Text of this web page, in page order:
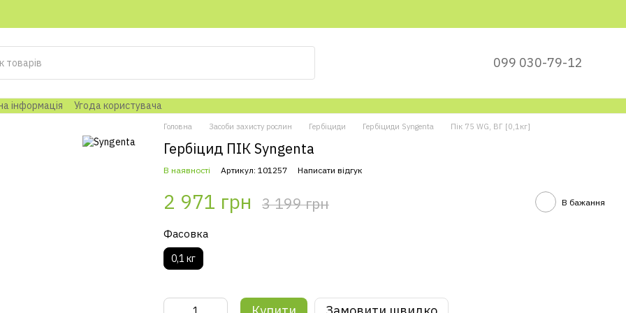
099 030-79-12
інформація Угода користувача
Головна Засоби захисту рослин Гербіциди Гербіциди Syngenta Пік 75 WG, ВГ [0,1кг]
Гербіцид ПІК Syngenta
В наявності Артикул: 101257 Написати відгук
2 971 грн 3 199 грн В бажання
Фасовка
0,1 кг